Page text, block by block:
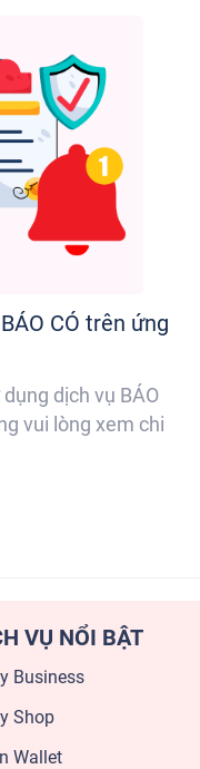
CÓ trên ứng
dịch vụ BÁO
vui lòng xem chi
VỤ NỔI BẬT
Business
Shop
Wallet